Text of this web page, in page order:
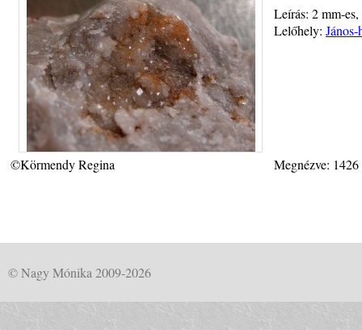
Leírás: 2 mm-
Lelőhely:
©Körmendy Regina Megnézve:
© Nagy Mónika 2009-2026